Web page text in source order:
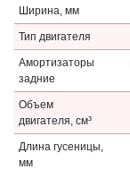
Ширина, мм
Тип двигателя
Амортизаторы
задние
Объем
двигателя, см³
Длина гусеницы,
мм